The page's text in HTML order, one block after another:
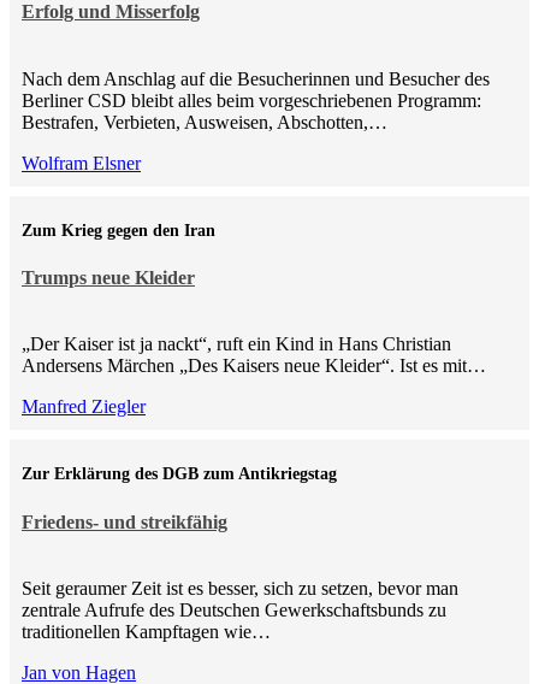
Erfolg und Misserfolg
Nach dem Anschlag auf die Besucherinnen und Besucher des
Berliner CSD bleibt alles beim vorgeschriebenen Programm:
Bestrafen, Verbieten, Ausweisen, Abschotten,…
Wolfram Elsner
Trumps neue Kleider
Zum Krieg gegen den Iran
„Der Kaiser ist ja nackt“, ruft ein Kind in Hans Christian
Andersens Märchen „Des Kaisers neue Kleider“. Ist es mit…
Manfred Ziegler
Friedens- und streikfähig
Zur Erklärung des DGB zum Antikriegstag
Seit geraumer Zeit ist es besser, sich zu setzen, bevor man
zentrale Aufrufe des Deutschen Gewerkschaftsbunds zu
traditionellen Kampftagen wie…
Jan von Hagen